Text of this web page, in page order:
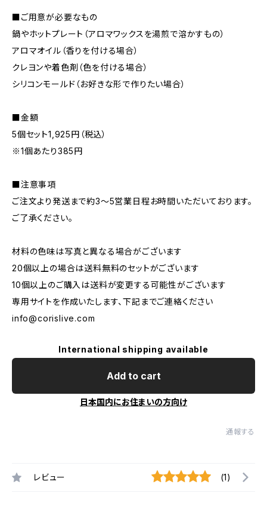
■ご用意が必要なもの
鍋やホットプレート（アロマワックスを湯煎で溶かすもの）
アロマオイル（香りを付ける場合）
クレヨンや着色剤（色を付ける場合）
シリコンモールド（お好きな形で作りたい場合）
■金額
5個セット1,925円（税込）
※1個あたり385円
■注意事項
ご注文より発送まで約3～5営業日程お時間いただいております。
ご了承ください。
材料の色味は写真と異なる場合がございます
20個以上の場合は送料無料のセットがございます
10個以上のご購入は送料が変更する可能性がございます
専用サイトを作成いたします、下記までご連絡ください
info@corislive.com
International shipping available
Add to cart
日本国内にお住まいの方向け
通報する
レビュー (1)